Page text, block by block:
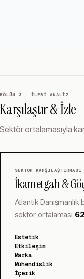
BÖLÜM 3 · İLERI ANALIZ
Karşılaştır & İzle
Sektör ortalamasıyla
SEKTÖR
İkametgah &
Atlantik Danışmanlık
sektör ortalaması 62
Estetik
Etkileşim
Marka
Mühendislik
İçerik